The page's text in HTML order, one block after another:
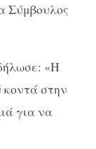
Σύμβουλος
«Η
κοντά στην
για να